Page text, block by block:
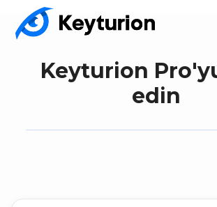
Keyturion
edin